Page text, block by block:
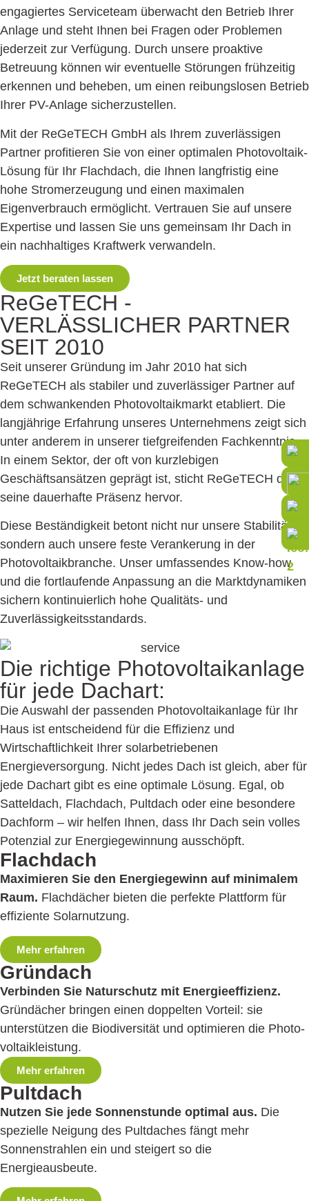
engagiertes Serviceteam überwacht den Betrieb Ihrer
Anlage und steht Ihnen bei Fragen oder Problemen
jederzeit zur Verfügung. Durch unsere proaktive
Betreuung können wir eventuelle Störungen frühzeitig
erkennen und beheben, um einen reibungslosen Betrieb
Ihrer PV-Anlage sicherzustellen.
Mit der ReGeTECH GmbH als Ihrem zuverlässigen
Partner profitieren Sie von einer optimalen Photovoltaik-
Lösung für Ihr Flachdach, die Ihnen langfristig eine
hohe Stromerzeugung und einen maximalen
Eigenverbrauch ermöglicht. Vertrauen Sie auf unsere
Expertise und lassen Sie uns gemeinsam Ihr Dach in
ein nachhaltiges Kraftwerk verwandeln.
Jetzt beraten lassen
ReGeTECH -
VERLÄSSLICHER PARTNER
SEIT 2010
Seit unserer Gründung im Jahr 2010 hat sich
ReGeTECH als stabiler und zuverlässiger Partner auf
dem schwankenden Photovoltaikmarkt etabliert. Die
langjährige Erfahrung unseres Unternehmens zeigt sich
unter anderem in unserer tiefgreifenden Fachkenntnis.
In einem Sektor, der oft von kurzlebigen
Geschäftsansätzen geprägt ist, sticht ReGeTECH durch
seine dauerhafte Präsenz hervor.
Diese Beständigkeit betont nicht nur unsere Stabilität,
sondern auch unsere feste Verankerung in der
Photovoltaikbranche. Unser umfassendes Know-how
und die fortlaufende Anpassung an die Marktdynamiken
sichern kontinuierlich hohe Qualitäts- und
Zuverlässigkeitsstandards.
Die richtige Photovoltaik­anlage
für jede Dachart:
Die Auswahl der passenden Photovoltaik­anlage für Ihr
Haus ist entscheidend für die Effizienz und
Wirtschaftlichkeit Ihrer solarbetriebenen
Energieversorgung. Nicht jedes Dach ist gleich, aber für
jede Dachart gibt es eine optimale Lösung. Egal, ob
Satteldach, Flachdach, Pultdach oder eine besondere
Dachform – wir helfen Ihnen, dass Ihr Dach sein volles
Potenzial zur Energiegewinnung aus­schöpft.
Flachdach
Maximieren Sie den Energiegewinn auf minimalem
Raum. Flachdächer bieten die perfekte Plattform für
effiziente Solar­nutzung.
Mehr erfahren
Gründach
Verbinden Sie Naturschutz mit Energie­effizienz.
Gründächer bringen einen doppelten Vorteil: sie
unterstützen die Biodiversität und optimieren die Photo­
voltaikleistung.
Mehr erfahren
Pultdach
Nutzen Sie jede Sonnenstunde optimal aus. Die
spezielle Neigung des Pultdaches fängt mehr
Sonnenstrahlen ein und steigert so die
Energieausbeute.